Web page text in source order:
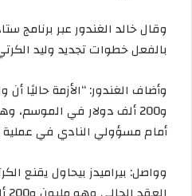
وقال خالد الغندور عبر برنامج
بالفعل خطوات تجديد وليد
وأضاف الغندور: “الأزمة حاليًا
و200 ألف دولار في الموسم،
أمام مسؤولي النادي في عملية
وواصل: بيراميدز بيحاول يقنع